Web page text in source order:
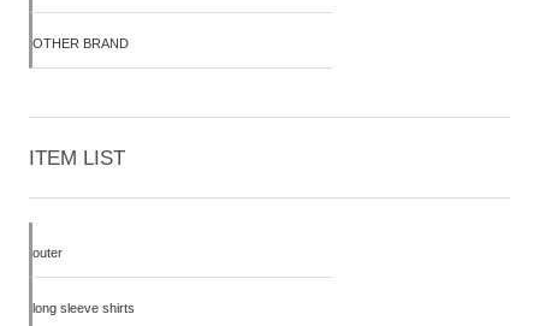
OTHER BRAND
ITEM LIST
outer
long sleeve shirts